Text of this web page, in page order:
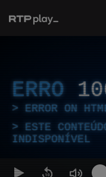
ERRO
ERROR ON
ESTE
INDISPONÍVEL